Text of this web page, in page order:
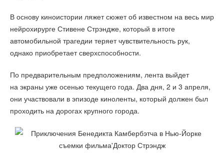
В основу киноистории ляжет сюжет об известном на весь мир
нейрохирурге Стивене Стрэндже, который в итоге
автомобильной трагедии теряет чувствительность рук,
однако приобретает сверхспособности.
По предварительным предположениям, лента выйдет
на экраны уже осенью текущего года. Два дня, 2 и 3 апреля,
они участвовали в эпизоде киноленты, который должен был
проходить на дорогах крупного города.